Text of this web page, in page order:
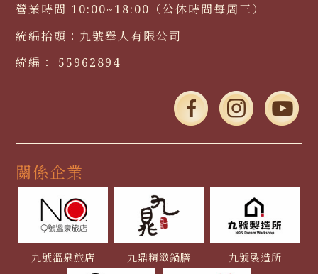
營業時間 10:00~18:00（公休時間每周三）
統編抬頭： 九號舉人有限公司
統編：
55962894
關係企業
九號溫泉旅店 九鼎精緻鍋膳 九號製造所